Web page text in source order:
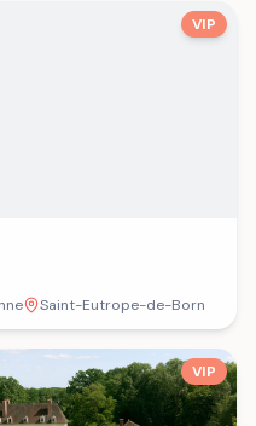
VIP
Saint-Eutrope-de-Born
VIP